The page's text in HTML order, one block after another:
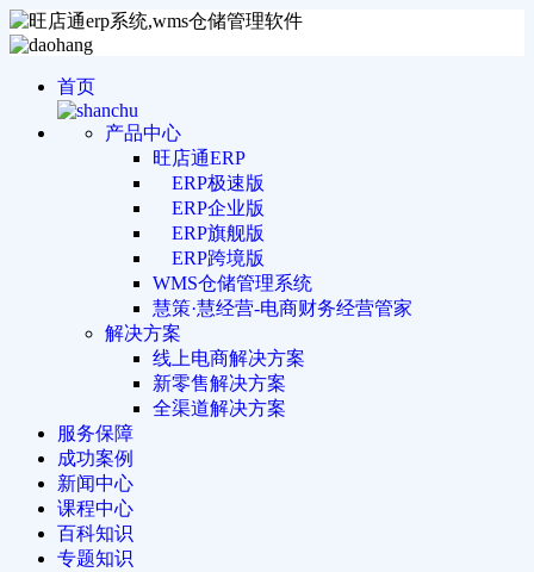
首页
产品中心
旺店通ERP
ERP极速版
ERP企业版
ERP旗舰版
ERP跨境版
WMS仓储管理系统
慧策·慧经营-电商财务经营管家
解决方案
线上电商解决方案
新零售解决方案
全渠道解决方案
服务保障
成功案例
新闻中心
课程中心
百科知识
专题知识